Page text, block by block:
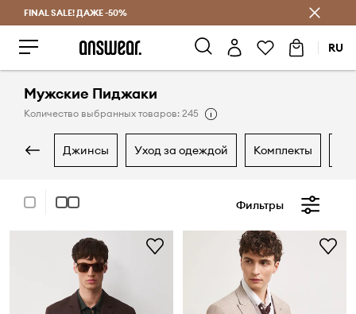
FINAL SALE! ДАЖЕ -50%
RU
Мужские Пиджаки
Количество выбранных товаров: 245
джинсы уход за одеждой комплекты
Фильтры